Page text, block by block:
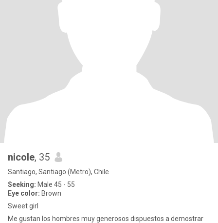
nicole, 35
Santiago, Santiago (Metro), Chile
Seeking: Male 45 - 55
Eye color: Brown
Sweet girl
Me gustan los hombres muy generosos dispuestos a demostrar